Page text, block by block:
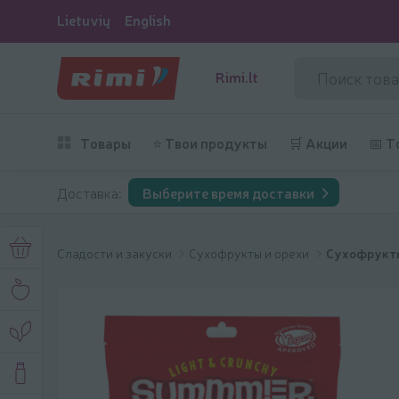
Lietuvių English
Rimi.lt
Товары ⭐ Твои продукты 🛒 Акции 📅
Доставка: Выберите время доставки
Сладости и закуски Сухофрукты и орехи